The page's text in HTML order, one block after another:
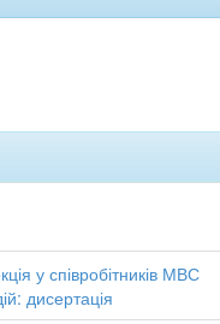
у співробітників МВС
дисертація